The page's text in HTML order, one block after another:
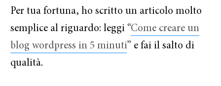
Per tua fortuna, ho scritto un articolo molto
semplice al riguardo: leggi “Come creare un
blog wordpress in 5 minuti” e fai il salto di
qualità.